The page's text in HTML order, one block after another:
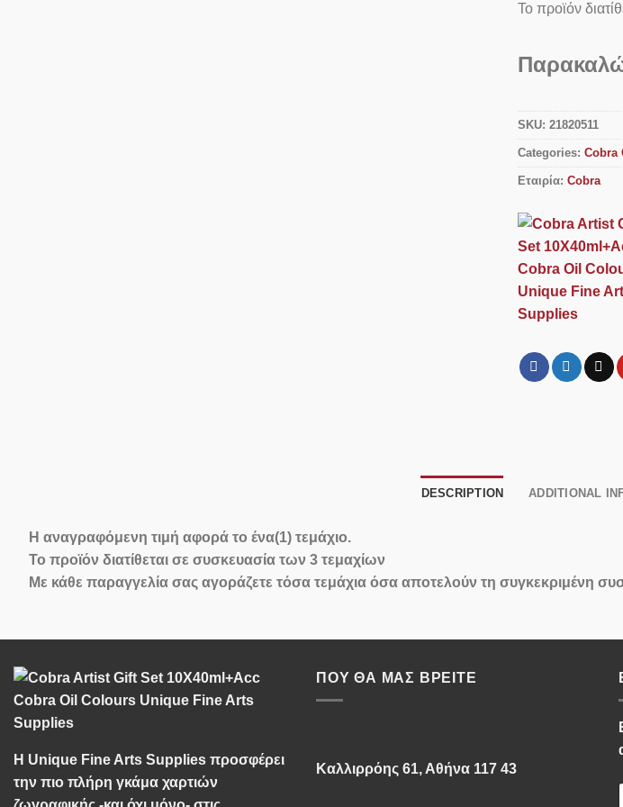
Το προϊόν
SKU: 21820511
Categories: Cobra
Εταιρία: Cobra
DESCRIPTION ADDITIONAL
Η αναγραφόμενη τιμή αφορά το ένα(1) τεμάχιο.
Το προϊόν διατίθεται σε συσκευασία των 3 τεμαχίων
Με κάθε παραγγελία σας αγοράζετε τόσα τεμάχια όσα αποτελούν τη συγκεκριμένη
Η Unique Fine Arts Supplies προσφέρει
την πιο πλήρη γκάμα χαρτιών
ΠΟΥ ΘΑ ΜΑΣ ΒΡΕΊΤΕ
Καλλιρρόης 61, Αθήνα 117 43